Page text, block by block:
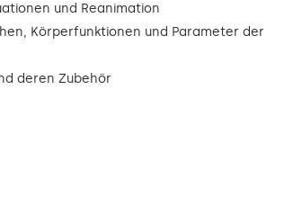
und Reanimation
Körperfunktionen und Parameter der
deren Zubehör